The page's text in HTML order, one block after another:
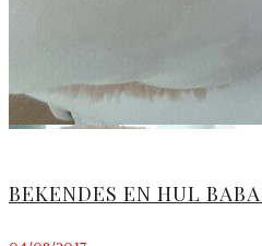
BEKENDES EN HUL